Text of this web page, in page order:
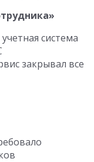
система
закрывал все